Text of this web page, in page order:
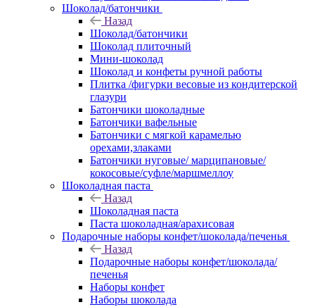
Шоколад/батончики
Назад
Шоколад/батончики
Шоколад плиточный
Мини-шоколад
Шоколад и конфеты ручной работы
Плитка /фигурки весовые из кондитерской
глазури
Батончики шоколадные
Батончики вафельные
Батончики с мягкой карамелью
орехами,злаками
Батончики нуговые/ марципановые/
кокосовые/суфле/маршмеллоу
Шоколадная паста
Назад
Шоколадная паста
Паста шоколадная/арахисовая
Подарочные наборы конфет/шоколада/печенья
Назад
Подарочные наборы конфет/шоколада/
печенья
Наборы конфет
Наборы шоколада